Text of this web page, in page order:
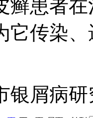
癣患者
它传染
银屑病